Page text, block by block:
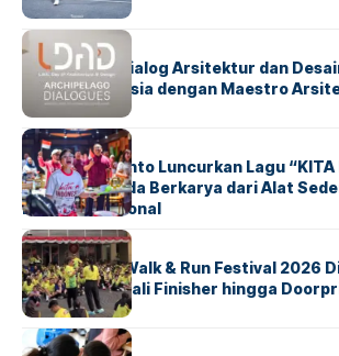
BERITAHOME
LDAD 2026: Dialog Arsitektur dan
Depan Indonesia dengan Maestro
BERITAINDEX
Marissa Sutanto Luncurkan Lagu “KITA
Ajak Anak Muda Berkarya dari Alat
Musik Tradisional
BERITAINDEX
Tangsel Fun Walk & Run Festival 2026
Keluhkan Medali Finisher hingga
BERITAINDEX